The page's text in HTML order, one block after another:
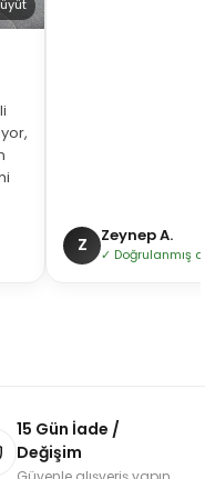
Z Zeynep A.
✓ Doğrulanmış
15 Gün İade /
Değişim